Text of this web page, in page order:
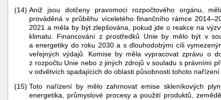
(14) Aniž jsou dotčeny pravomoci rozpočtového orgánu,
prováděná v průběhu víceletého finančního rámce
2021 a měla by být zlepšována, pokud jde o reakce na
klimatu. Financování z prostředků Unie by mělo být v
a energetiky do roku 2030 a s dlouhodobými cíli
veřejných výdajů. Komise by měla vypracovat zprávu o
z rozpočtu Unie nebo z jiných zdrojů v souladu s právními
v odvětvích spadajících do oblasti působnosti tohoto
(15) Toto nařízení by mělo zahrnovat emise skleníkových
energetika, průmyslové procesy a použití produktů,